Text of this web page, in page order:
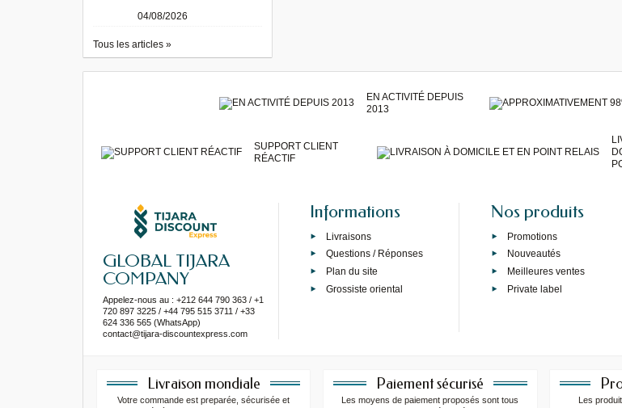
04/08/2026
Tous les articles »
EN ACTIVITÉ DEPUIS
2013
SUPPORT CLIENT
RÉACTIF
GLOBAL TIJARA
COMPANY
Appelez-nous au : +212 644 790 363 / +1
720 897 3225 / +44 795 515 3711 / +33
624 336 565 (WhatsApp)
contact@tijara-discountexpress.com
Informations
Livraisons
Questions / Réponses
Plan du site
Grossiste oriental
Nos produits
Promotions
Nouveautés
Meilleures ventes
Private label
Livraison mondiale
Votre commande est preparée, sécurisée et
Paiement sécurisé
Les moyens de paiement proposés sont tous
Les